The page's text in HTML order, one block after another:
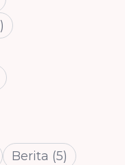
)
Berita (5)